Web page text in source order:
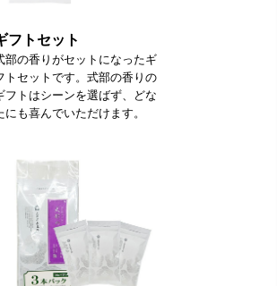
フトセット
部の香りがセットになったギ
トセットです。式部の香りの
フトはシーンを選ばず、どな
にも喜んでいただけます。